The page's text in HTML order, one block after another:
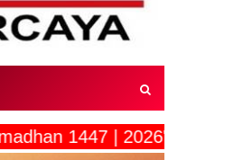
1447 | 2026"